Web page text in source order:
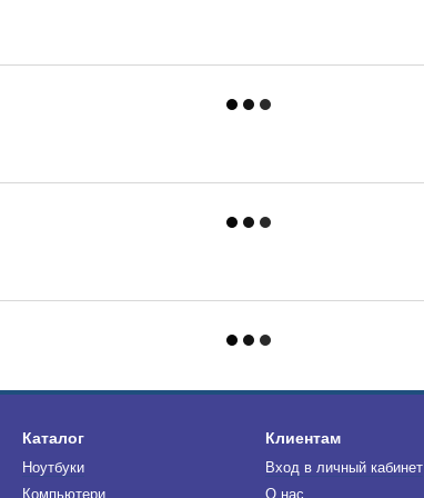
Каталог
Ноутбуки
Компьютери
Клиентам
Вход в личный кабинет
О нас